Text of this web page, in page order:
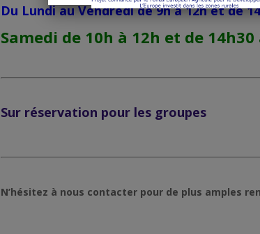
Du Lundi au Vendredi de 9h à 12h et de
Samedi de 10h à 12h et de
Sur réservation pour les groupes
N’hésitez à nous contacter pour de plus amples